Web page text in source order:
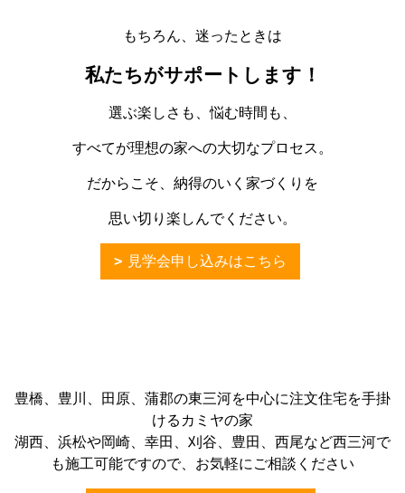
もちろん、迷ったときは
私たちがサポートします！
選ぶ楽しさも、悩む時間も、
すべてが理想の家への大切なプロセス。
だからこそ、納得のいく家づくりを
思い切り楽しんでください。
見学会申し込みはこちら
豊橋、豊川、田原、蒲郡の東三河を中心に注文住宅を手掛
けるカミヤの家
湖西、浜松や岡崎、幸田、刈谷、豊田、西尾など西三河で
も施工可能ですので、お気軽にご相談ください